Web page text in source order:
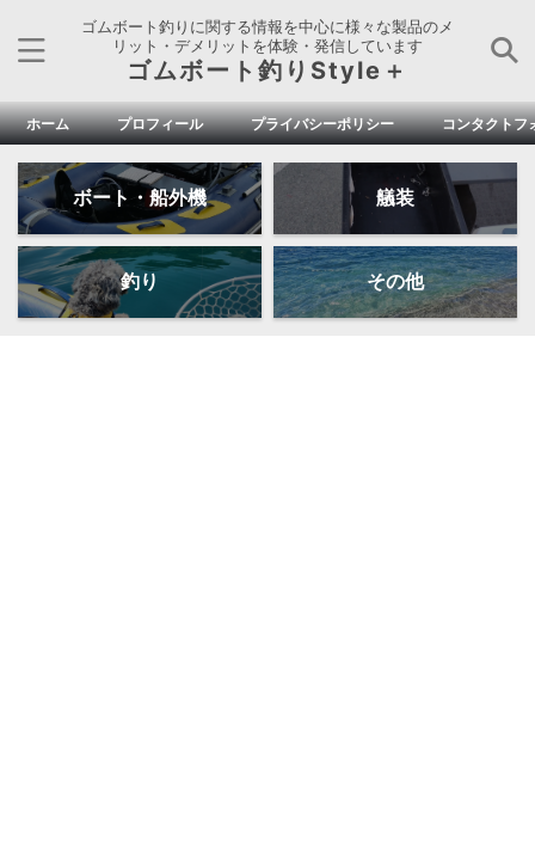
ゴムボート釣りに関する情報を中心に様々な製品のメ
リット・デメリットを体験・発信しています
ゴムボート釣りStyle＋
ホーム プロフィール プライバシーポリシー コンタクトフ
ボート・船外機 艤装
釣り その他